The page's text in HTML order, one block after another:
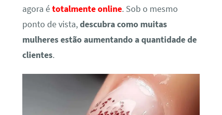
agora étotalmente online. Sob o mesmo
ponto de vista,descubra como muitas
mulheres estão aumentando a quantidade de
clientes.